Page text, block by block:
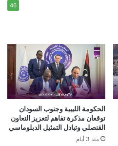
46
الحكومة الليبية وجنوب السودان
توقعان مذكرة تفاهم لتعزيز التعاون
القنصلي وتبادل التمثيل الدبلوماسي
منذ 3 أيام